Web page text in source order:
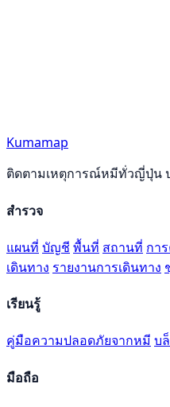
Kumamap
ติดตามเหตุการณ์หมีทั่วญี่ปุ่น
สำรวจ
แผนที่ บัญชี พื้นที่ สถานที่ กา
เดินทาง รายงานการเดินทาง
เรียนรู้
คู่มือความปลอดภัยจากหมี บ
มือถือ